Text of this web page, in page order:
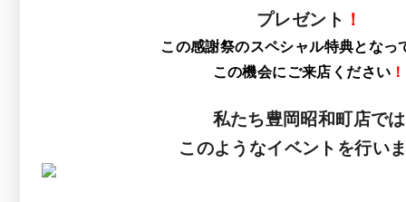
プレゼント ！
この感謝祭のスペシャル特典となっ
この機会にご来店ください ！
私たち豊岡昭和町店では
このようなイベントを行い